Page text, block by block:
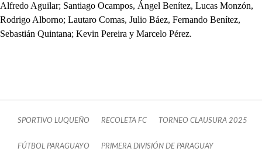
Alfredo Aguilar; Santiago Ocampos, Ángel Benítez, Lucas Monzón,
Rodrigo Alborno; Lautaro Comas, Julio Báez, Fernando Benítez,
Sebastián Quintana; Kevin Pereira y Marcelo Pérez.
SPORTIVO LUQUEÑO RECOLETA FC TORNEO CLAUSURA 2025
FÚTBOL PARAGUAYO PRIMERA DIVISIÓN DE PARAGUAY